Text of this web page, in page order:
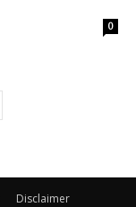
0
Disclaimer